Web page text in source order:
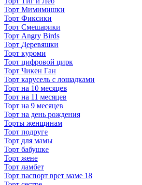
Торт Мимимишки
Торт Фиксики
Торт Смешарики
Торт Angry Birds
Торт Деревяшки
Торт куроми
Торт цифровой цирк
Торт Чикен Ган
Торт карусель с лошадками
Торт на 10 месяцев
Торт на 11 месяцев
Торт на 9 месяцев
Торт на день рождения
Торты женщинам
Торт подруге
Торт для мамы
Торт бабушке
Торт жене
Торт ламбет
Торт паспорт врет маме 18